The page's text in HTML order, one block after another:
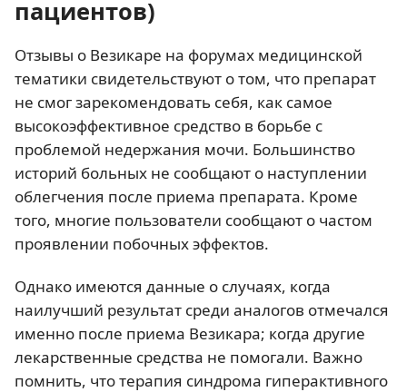
пациентов)
Отзывы о Везикаре на форумах медицинской
тематики свидетельствуют о том, что препарат
не смог зарекомендовать себя, как самое
высокоэффективное средство в борьбе с
проблемой недержания мочи. Большинство
историй больных не сообщают о наступлении
облегчения после приема препарата. Кроме
того, многие пользователи сообщают о частом
проявлении побочных эффектов.
Однако имеются данные о случаях, когда
наилучший результат среди аналогов отмечался
именно после приема Везикара; когда другие
лекарственные средства не помогали. Важно
помнить, что терапия синдрома гиперактивного